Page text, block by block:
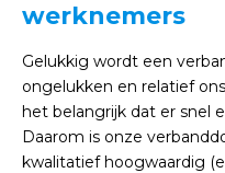
werknemers
Gelukkig wordt een
ongelukken en relatief
het belangrijk dat er snel
Daarom is onze
kwalitatief hoogwaardig